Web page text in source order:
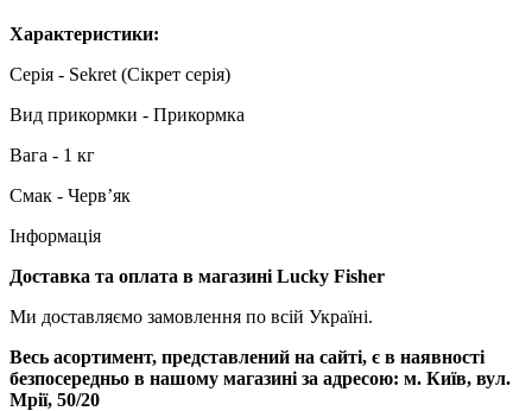
Характеристики:
Серія - Sekret (Сікрет серія)
Вид прикормки - Прикормка
Вага - 1 кг
Смак - Черв’як
Інформація
Доставка та оплата в магазині Lucky Fisher
Ми доставляємо замовлення по всій Україні.
Весь асортимент, представлений на сайті, є в наявності
безпосередньо в нашому магазині за адресою: м. Київ, вул.
Мрії, 50/20